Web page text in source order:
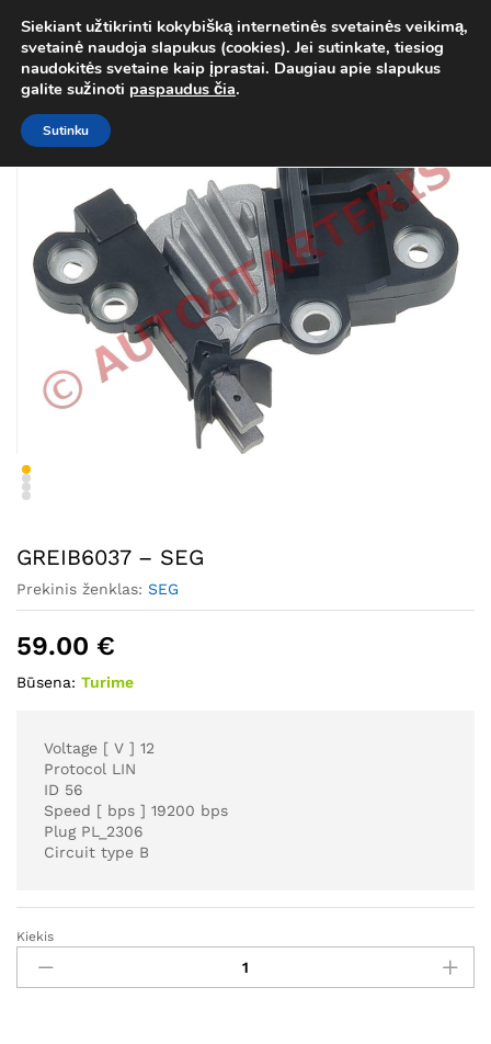
Atgal įKategorija
0
GREIB6037 – SEG
Prekinis ženklas: SEG
59.00 €
Būsena: Turime
Voltage [ V ] 12
Protocol LIN
ID 56
Speed [ bps ] 19200 bps
Plug PL_2306
Circuit type B
GREIB6037
SEG
Kiekis
Siekiant užtikrinti kokybišką internetinės svetainės veikimą,
svetainė naudoja slapukus (cookies). Jei sutinkate, tiesiog
naudokitės svetaine kaip įprastai. Daugiau apie slapukus
galite sužinoti paspaudus čia.
Sutinku